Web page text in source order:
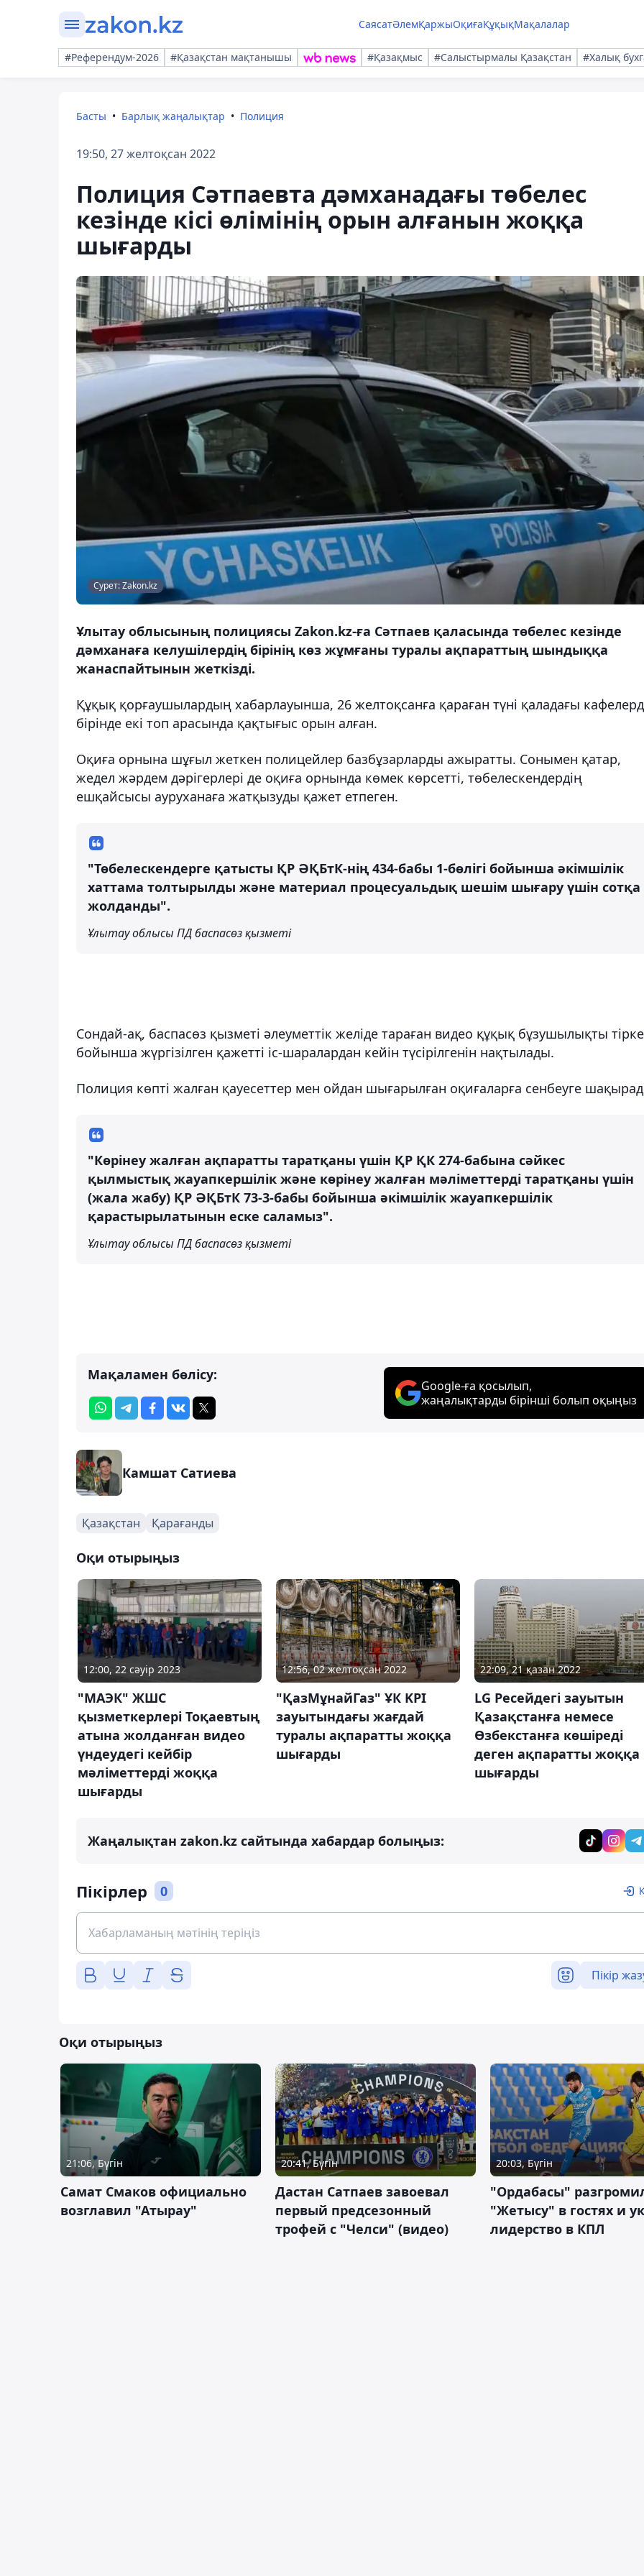
СаясатӘлемҚаржыОқиғаҚұқықМақалалар
#Референдум-2026 #Қазақстан мақтанышы #Қазақмыс #Салыстырмалы Қазақстан #Халық
Басты Барлық жаңалықтар Полиция
19:50, 27 желтоқсан 2022
Полиция Сәтпаевта дәмханадағы төбелес
кезінде кісі өлімінің орын алғанын жоққа
шығарды
Сурет: Zakon.kz
Ұлытау облысының полициясы Zakon.kz-ға Сәтпаев қаласында төбелес кезінде
дәмханаға келушілердің бірінің көз жұмғаны туралы ақпараттың шындыққа
жанаспайтынын жеткізді.
Құқық қорғаушылардың хабарлауынша, 26 желтоқсанға қараған түні қаладағы
бірінде екі топ арасында қақтығыс орын алған.
Оқиға орнына шұғыл жеткен полицейлер базбұзарларды ажыратты. Сонымен қатар,
жедел жәрдем дәрігерлері де оқиға орнында көмек көрсетті, төбелескендердің
ешқайсысы ауруханаға жатқызуды қажет етпеген.
"Төбелескендерге қатысты ҚР ӘҚБтК-нің 434-бабы 1-бөлігі бойынша әкімшілік
хаттама толтырылды және материал процесуальдық шешім шығару үшін сотқа
жолданды".
Ұлытау облысы ПД баспасөз қызметі
Сондай-ақ, баспасөз қызметі әлеуметтік желіде тараған видео құқық бұзушылықты
бойынша жүргізілген қажетті іс-шаралардан кейін түсірілгенін нақтылады.
Полиция көпті жалған қауесеттер мен ойдан шығарылған оқиғаларға сенбеуге
"Көрінеу жалған ақпаратты таратқаны үшін ҚР ҚК 274-бабына сәйкес
қылмыстық жауапкершілік және көрінеу жалған мәліметтерді таратқаны үшін
(жала жабу) ҚР ӘҚБтК 73-3-бабы бойынша әкімшілік жауапкершілік
қарастырылатынын еске саламыз".
Ұлытау облысы ПД баспасөз қызметі
Мақаламен бөлісу:
Google-ға қосылып,
жаңалықтарды бірінші болып оқыңыз
Камшат Сатиева
Қазақстан Қарағанды
Оқи отырыңыз
12:00, 22 сәуір 2023
"МАЭК" ЖШС
қызметкерлері Тоқаевтың
атына жолданған видео
үндеудегі кейбір
мәліметтерді жоққа
шығарды
12:56, 02 желтоқсан 2022
"ҚазМұнайГаз" ҰК KPI
зауытындағы жағдай
туралы ақпаратты жоққа
шығарды
22:09, 21 қазан 2022
LG Ресейдегі зауытын
Қазақстанға немесе
Өзбекстанға көшіреді
деген ақпаратты жоққа
шығарды
Жаңалықтан zakon.kz сайтында хабардар болыңыз:
Пікірлер 0
Пікір
Оқи отырыңыз
21:06, Бүгін
Самат Смаков официально
возглавил "Атырау"
20:41, Бүгін
Дастан Сатпаев завоевал
первый предсезонный
трофей с "Челси" (видео)
20:03, Бүгін
"Ордабасы"
"Жетысу" в гостях и
лидерство в КПЛ